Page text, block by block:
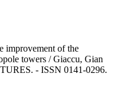
improvement of the
towers / Giaccu, Gian
- ISSN 0141-0296.